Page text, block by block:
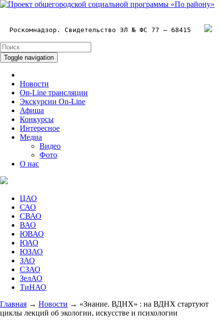
Роскомнадзор. Свидетельство ЭЛ № ФС 77 – 68415
Toggle navigation
Новости
On-Line трансляции
Экскурсии On-Line
Афиша
Конкурсы
Интересное
Медиа
Видео
Фото
О нас
ЦАО
САО
СВАО
ВАО
ЮВАО
ЮАО
ЮЗАО
ЗАО
СЗАО
ЗелАО
ТиНАО
Главная → Новости → «Знание. ВДНХ» : на ВДНХ стартуют
циклы лекций об экологии, искусстве и психологии